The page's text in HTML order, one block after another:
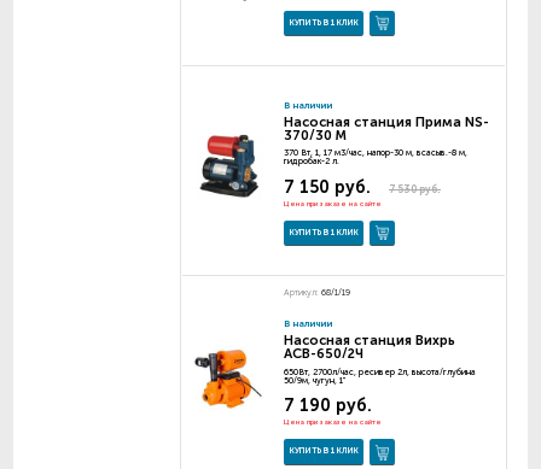
КУПИТЬ В 1 КЛИК
В наличии
Насосная станция Прима NS-
370/30 М
370 Вт, 1, 17 м3/час, напор-30 м, всасыв.-8 м,
гидробак-2 л.
7 530 руб.
7 150 руб.
Цена при заказе на сайте
КУПИТЬ В 1 КЛИК
Артикул: 68/1/19
В наличии
Насосная станция Вихрь
АСВ-650/2Ч
650Вт, 2700л/час, ресивер 2л, высота/глубина
50/9м, чугун, 1"
7 190 руб.
Цена при заказе на сайте
КУПИТЬ В 1 КЛИК